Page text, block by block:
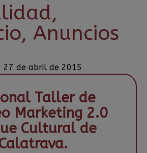
,
, Anuncios
27 de abril de 2015
Taller de
Marketing 2.0
Cultural de